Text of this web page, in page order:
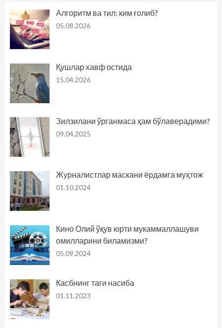
Алгоритм ва тил: ким ғолиб?
05.08.2026
Қушлар хавф остида
15.04.2026
Зилзилани ўрганмаса ҳам бўлаверадими?
09.04.2025
Журналистлар маскани ёрдамга муҳтож
01.10.2024
Кино Олий ўқув юрти мукаммаллашуви
омилларини биламизми?
05.09.2024
Касбнинг таги насиба
01.11.2023